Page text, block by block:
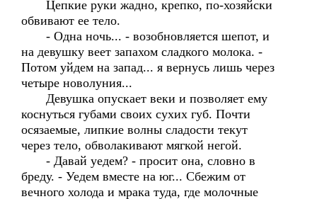
Цепкие руки жадно, крепко, по-хозяйски
обвивают ее тело.
- Одна ночь... - возобновляется шепот, и
на девушку веет запахом сладкого молока. -
Потом уйдем на запад... я вернусь лишь через
четыре новолуния...
Девушка опускает веки и позволяет ему
коснуться губами своих сухих губ. Почти
осязаемые, липкие волны сладости текут
через тело, обволакивают мягкой негой.
- Давай уедем? - просит она, словно в
бреду. - Уедем вместе на юг... Сбежим от
вечного холода и мрака туда, где молочные